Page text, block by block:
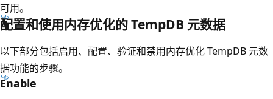
可用。
配置和使用内存优化的 TempDB 元数据
以下部分包括启用、配置、验证和禁用内存优化 TempDB 元数
据功能的步骤。
Enable